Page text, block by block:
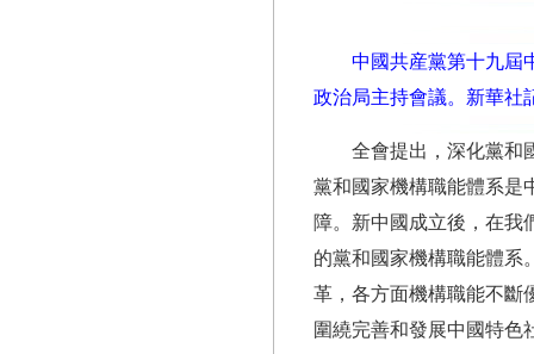
中國共産黨第十九屆
政治局主持會議。新華社
全會提出，深化黨和
黨和國家機構職能體系是
障。新中國成立後，在我
的黨和國家機構職能體系
革，各方面機構職能不斷
圍繞完善和發展中國特色